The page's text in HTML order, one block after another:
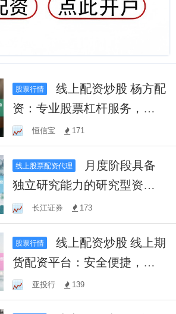
股票行情
线上配资炒股 杨方配
资：专业股票杠杆服务，助
您实现高效投资收益
恒信宝 171
线上股票配资代理
独立研究能力的研究型资金
使用专业股票配资实盘的账
长江证券 173
股票行情
线上配资炒股 线上期
货配资平台：安全便捷，助
您把握投资机遇！
亚投行 139